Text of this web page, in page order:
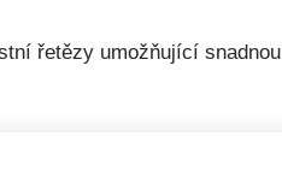
řetězy umožňující